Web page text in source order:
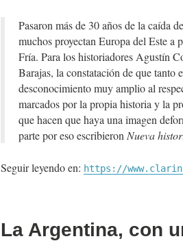
Pasaron más de 30 años de la caída
muchos proyectan Europa del Este a
Fría. Para los historiadores Agustín
Barajas, la constatación de que tanto
desconocimiento muy amplio al
marcados por la propia historia y la
que hacen que haya una imagen
parte por eso escribieron Nueva
Seguir leyendo en: https://
La Argentina, con